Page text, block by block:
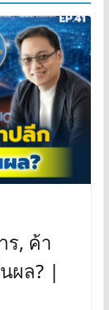
ร, ค้า
ผล? |